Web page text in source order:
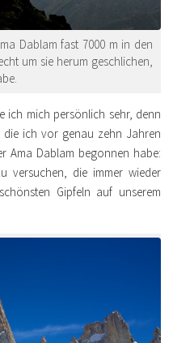
Dablam fast 7000 m in den
um sie herum geschlichen,
ich mich persönlich sehr, denn
die ich vor genau zehn Jahren
Ama Dablam begonnen habe:
versuchen, die immer wieder
Gipfeln auf unserem